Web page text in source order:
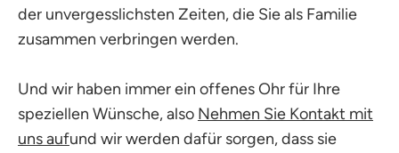
der unvergesslichsten Zeiten, die Sie als Familie
zusammen verbringen werden.
Und wir haben immer ein offenes Ohr für Ihre
speziellen Wünsche, also Nehmen Sie Kontakt mit
uns aufund wir werden dafür sorgen, dass sie